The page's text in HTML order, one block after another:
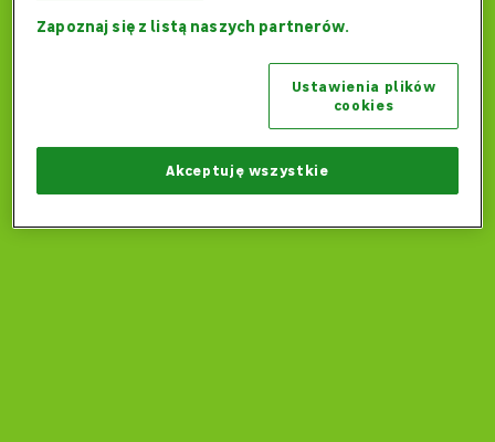
Ups... Coś poszło nie tak...
Czy możemy wrócić na stronę główną?
Wróć na stronę główną
Zapoznaj się z listą naszych partnerów.
Ustawienia plików
cookies
Akceptuję wszystkie